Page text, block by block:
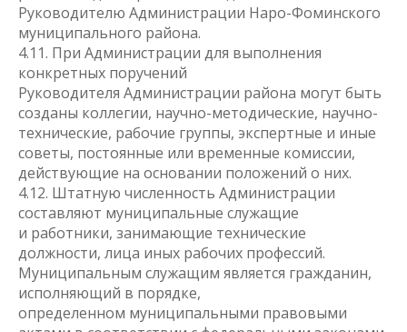
Руководителю Администрации Наро-Фоминского
муниципального района.
4.11. При Администрации для выполнения
конкретных поручений
Руководителя Администрации района могут быть
созданы коллегии, научно-методические, научно-
технические, рабочие группы, экспертные и иные
советы, постоянные или временные комиссии,
действующие на основании положений о них.
4.12. Штатную численность Администрации
составляют муниципальные служащие
и работники, занимающие технические
должности, лица иных рабочих профессий.
Муниципальным служащим является гражданин,
исполняющий в порядке,
определенном муниципальными правовыми